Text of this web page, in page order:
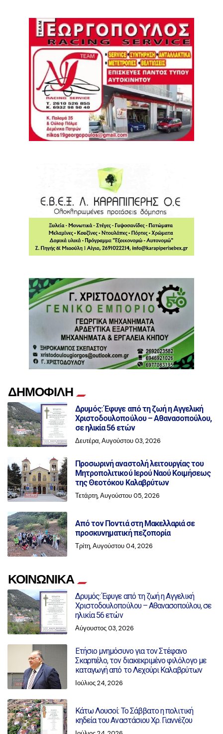
ΔΗΜΟΦΙΛΗ
Δρυμός: Έφυγε από τη ζωή η Αγγελική
Χριστοδουλοπούλου – Αθανασοπούλου,
σε ηλικία 56 ετών
Δευτέρα, Αυγούστου 03, 2026
Προσωρινή αναστολή λειτουργίας του
Μητροπολιτικού Ιερού Ναού Κοιμήσεως
της Θεοτόκου Καλαβρύτων
Τετάρτη, Αυγούστου 05, 2026
Από τον Ποντιά στη Μακελλαριά σε
προσκυνηματική πεζοπορία
Τρίτη, Αυγούστου 04, 2026
ΚΟΙΝΩΝΙΚΑ
Δρυμός: Έφυγε από τη ζωή η Αγγελική
Χριστοδουλοπούλου – Αθανασοπούλου, σε
ηλικία 56 ετών
Αύγουστος 03, 2026
Ετήσιο μνημόσυνο για τον Στέφανο
Σκαρπέλο, τον διακεκριμένο φιλόλογο με
καταγωγή από το Λεχούρι Καλαβρύτων
Ιούλιος 24, 2026
Κάτω Λουσοί: Το Σάββατο η πολιτική
κηδεία του Αναστάσιου Χρ. Γιαννέζου